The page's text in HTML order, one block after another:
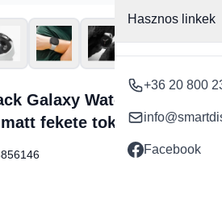
Hasznos linkek
+36 20 800
Facebook
Galaxy Watch 8 (44
fekete tok